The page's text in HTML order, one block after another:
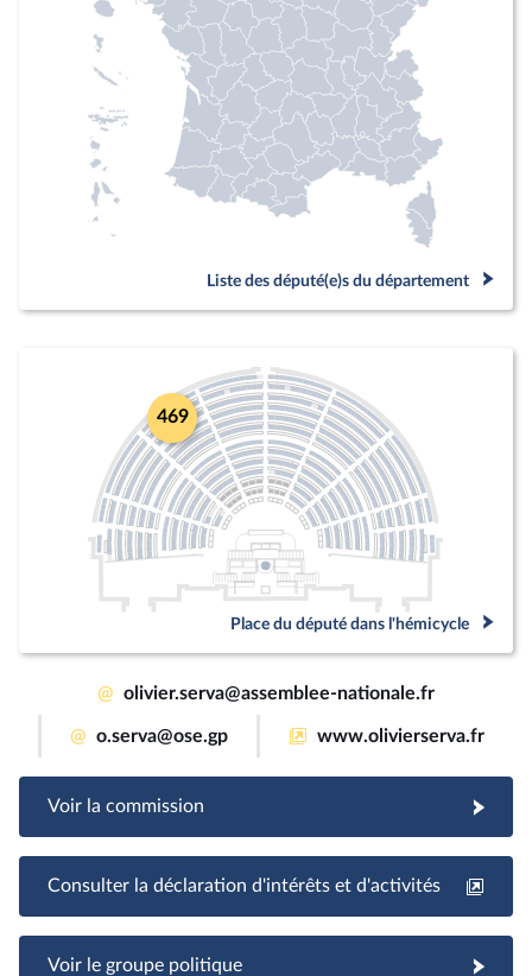
Liste des député(e)s du département
469
Place du député dans l'hémicycle
@ olivier.serva@assemblee-nationale.fr
@ o.serva@ose.gp www.olivierserva.fr
Voir la commission
Consulter la déclaration d'intérêts et d'activités
Voir le groupe politique